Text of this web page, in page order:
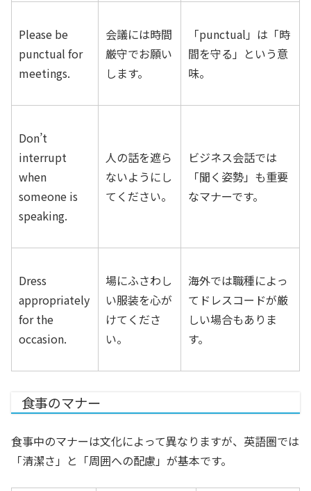
Please be
punctual for
meetings.
会議には時間
厳守でお願い
します。
「punctual」は「時
間を守る」という意
味。
Don’t
interrupt
when
someone is
speaking.
人の話を遮ら
ないようにし
てください。
ビジネス会話では
「聞く姿勢」も重要
なマナーです。
Dress
appropriately
for the
occasion.
場にふさわし
い服装を心が
けてくださ
い。
海外では職種によっ
てドレスコードが厳
しい場合もありま
す。
食事のマナー
食事中のマナーは文化によって異なりますが、英語圏では
「清潔さ」と「周囲への配慮」が基本です。